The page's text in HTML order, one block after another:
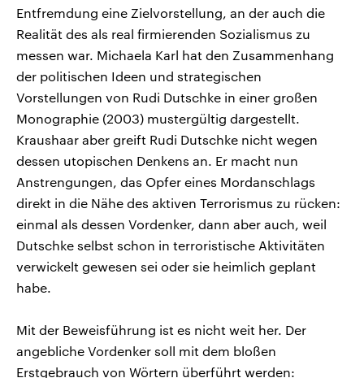
Entfremdung eine Zielvorstellung, an der auch die
Realität des als real firmierenden Sozialismus zu
messen war. Michaela Karl hat den Zusammenhang
der politischen Ideen und strategischen
Vorstellungen von Rudi Dutschke in einer großen
Monographie (2003) mustergültig dargestellt.
Kraushaar aber greift Rudi Dutschke nicht wegen
dessen utopischen Denkens an. Er macht nun
Anstrengungen, das Opfer eines Mordanschlags
direkt in die Nähe des aktiven Terrorismus zu rücken:
einmal als dessen Vordenker, dann aber auch, weil
Dutschke selbst schon in terroristische Aktivitäten
verwickelt gewesen sei oder sie heimlich geplant
habe.
Mit der Beweisführung ist es nicht weit her. Der
angebliche Vordenker soll mit dem bloßen
Erstgebrauch von Wörtern überführt werden: